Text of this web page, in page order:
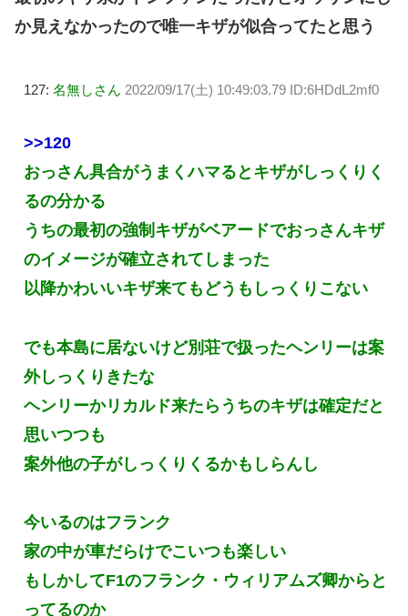
か見えなかったので唯一キザが似合ってたと思う
127: 名無しさん 2022/09/17(土) 10:49:03.79 ID:6HDdL2mf0
>>120
おっさん具合がうまくハマるとキザがしっくりく
るの分かる
うちの最初の強制キザがベアードでおっさんキザ
のイメージが確立されてしまった
以降かわいいキザ来てもどうもしっくりこない
でも本島に居ないけど別荘で扱ったヘンリーは案
外しっくりきたな
ヘンリーかリカルド来たらうちのキザは確定だと
思いつつも
案外他の子がしっくりくるかもしらんし
今いるのはフランク
家の中が車だらけでこいつも楽しい
もしかしてF1のフランク・ウィリアムズ卿からと
ってるのか